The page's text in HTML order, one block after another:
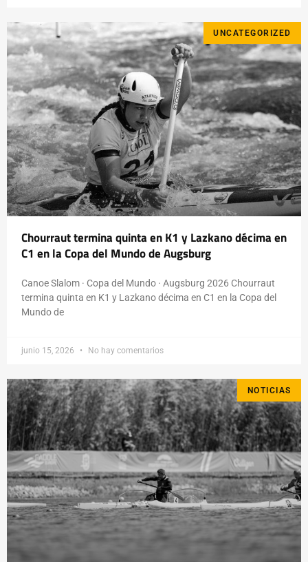
UNCATEGORIZED
Chourraut termina quinta en K1 y Lazkano décima en
C1 en la Copa del Mundo de Augsburg
Canoe Slalom · Copa del Mundo · Augsburg 2026 Chourraut
termina quinta en K1 y Lazkano décima en C1 en la Copa del
Mundo de
junio 15, 2026 No hay comentarios
NOTICIAS